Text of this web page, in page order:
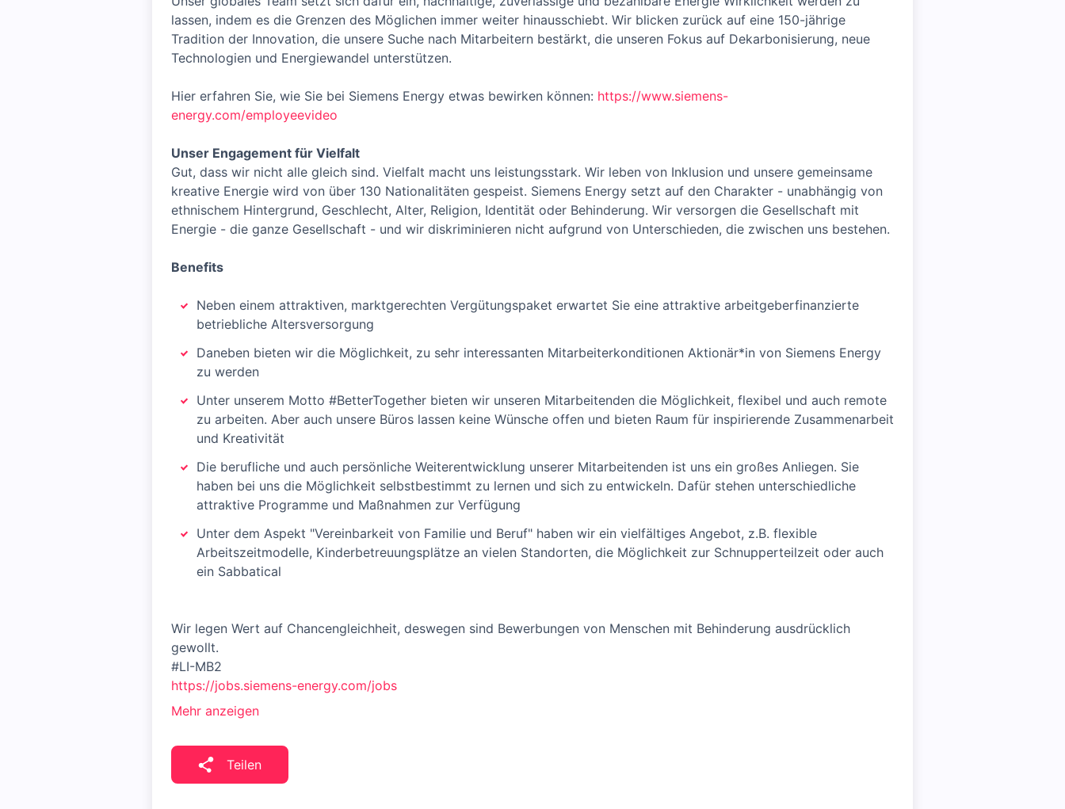
lassen, indem es die Grenzen des Möglichen immer weiter hinausschiebt. Wir blicken zurück auf eine 150-jährige
Tradition der Innovation, die unsere Suche nach Mitarbeitern bestärkt, die unseren Fokus auf Dekarbonisierung, neue
Technologien und Energiewandel unterstützen.
Hier erfahren Sie, wie Sie bei Siemens Energy etwas bewirken können: https://www.siemens-
energy.com/employeevideo
Unser Engagement für Vielfalt
Gut, dass wir nicht alle gleich sind. Vielfalt macht uns leistungsstark. Wir leben von Inklusion und unsere gemeinsame
kreative Energie wird von über 130 Nationalitäten gespeist. Siemens Energy setzt auf den Charakter - unabhängig von
ethnischem Hintergrund, Geschlecht, Alter, Religion, Identität oder Behinderung. Wir versorgen die Gesellschaft mit
Energie - die ganze Gesellschaft - und wir diskriminieren nicht aufgrund von Unterschieden, die zwischen uns bestehen.
Benefits
Neben einem attraktiven, marktgerechten Vergütungspaket erwartet Sie eine attraktive arbeitgeberfinanzierte
betriebliche Altersversorgung
Daneben bieten wir die Möglichkeit, zu sehr interessanten Mitarbeiterkonditionen Aktionär*in von Siemens Energy
zu werden
Unter unserem Motto #BetterTogether bieten wir unseren Mitarbeitenden die Möglichkeit, flexibel und auch remote
zu arbeiten. Aber auch unsere Büros lassen keine Wünsche offen und bieten Raum für inspirierende Zusammenarbeit
und Kreativität
Die berufliche und auch persönliche Weiterentwicklung unserer Mitarbeitenden ist uns ein großes Anliegen. Sie
haben bei uns die Möglichkeit selbstbestimmt zu lernen und sich zu entwickeln. Dafür stehen unterschiedliche
attraktive Programme und Maßnahmen zur Verfügung
Unter dem Aspekt "Vereinbarkeit von Familie und Beruf" haben wir ein vielfältiges Angebot, z.B. flexible
Arbeitszeitmodelle, Kinderbetreuungsplätze an vielen Standorten, die Möglichkeit zur Schnupperteilzeit oder auch
ein Sabbatical
Wir legen Wert auf Chancengleichheit, deswegen sind Bewerbungen von Menschen mit Behinderung ausdrücklich
gewollt.
#LI-MB2
https://jobs.siemens-energy.com/jobs
Mehr anzeigen
Teilen